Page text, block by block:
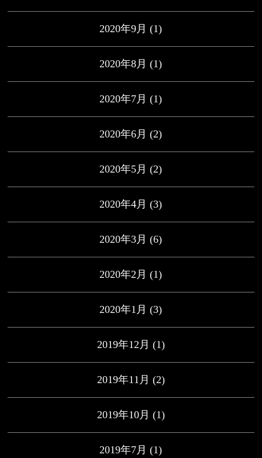
2020年9月 (1)
2020年8月 (1)
2020年7月 (1)
2020年6月 (2)
2020年5月 (2)
2020年4月 (3)
2020年3月 (6)
2020年2月 (1)
2020年1月 (3)
2019年12月 (1)
2019年11月 (2)
2019年10月 (1)
2019年7月 (1)